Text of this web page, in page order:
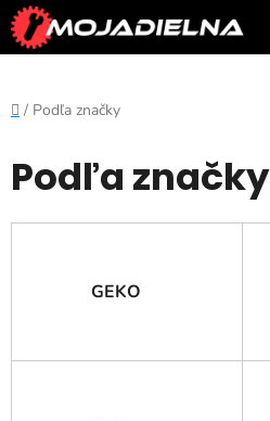
Prejsť
na
obsah
Domov
/ Podľa značky
Podľa značky
GEKO